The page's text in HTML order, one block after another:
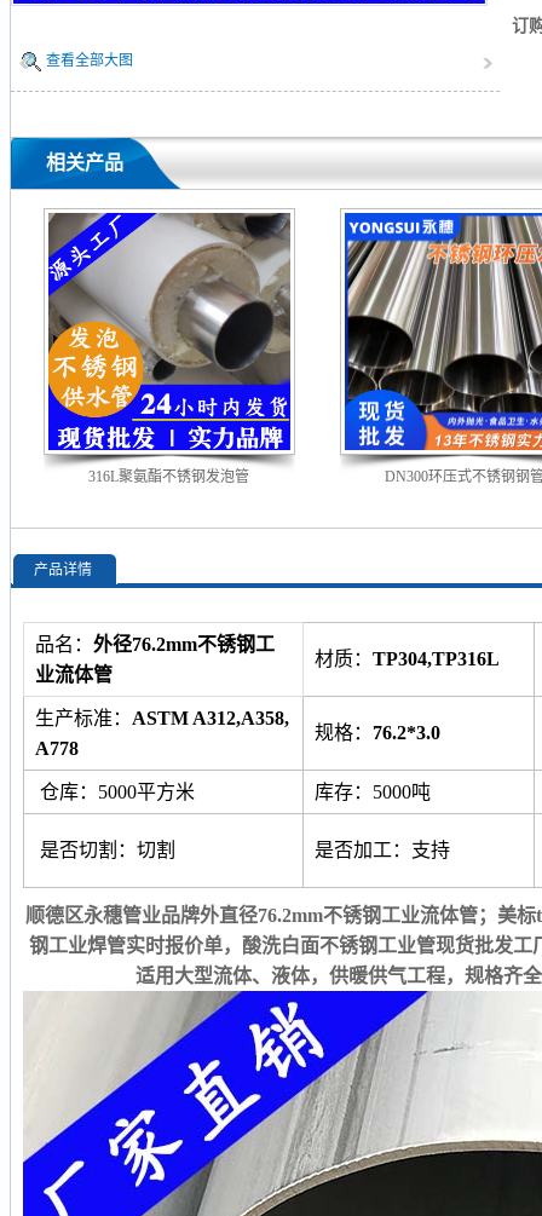
查看全部大图
订
相关产品
316L聚氨酯不锈钢发泡管 DN300环压式不锈钢钢
产品详情
品名：外径76.2mm不锈钢工
业流体管
材质：TP304,TP316L
生产标准： ASTM A312,A358,
A778
规格： 76.2*3.0
仓库：5000平方米 库存：5000吨
是否切割：切割 是否加工：支持
顺德区永穗管业品牌外直径76.2mm不锈钢工业流体管；美
钢工业焊管实时报价单，酸洗白面不锈钢工业管现货批发
适用大型流体、液体，供暖供气工程，规格齐